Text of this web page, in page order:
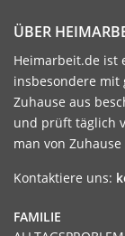
ÜBER
Heimarbeit.de ist
insbesondere mit
Zuhause aus
und prüft täglich
man von
Kontaktiere uns:
FAMILIE